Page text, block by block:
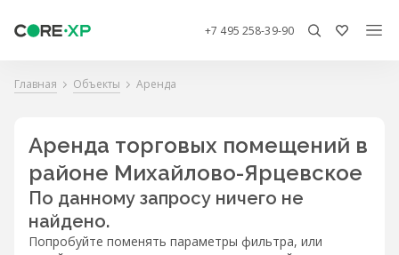
+7 495 258-39-90
Главная Объекты Аренда
Аренда торговых помещений в
районе Михайлово-Ярцевское
По данному запросу ничего не
найдено.
Попробуйте поменять параметры фильтра, или